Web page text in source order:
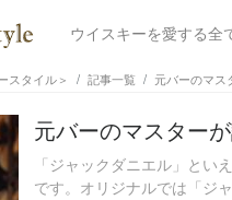
ウイスキーを愛する全
タイル＞ 記事一覧 元バーのマス
元バーのマスター
「ジャックダニエル」と
です。オリジナルでは「ジ